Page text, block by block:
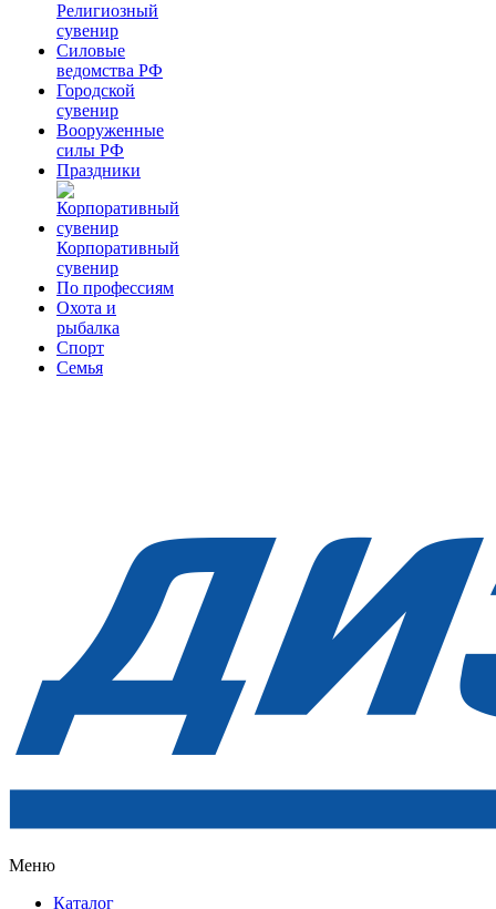
Религиозный
сувенир
Силовые
ведомства РФ
Городской
сувенир
Вооруженные
силы РФ
Праздники
Корпоративный
сувенир
По профессиям
Охота и
рыбалка
Спорт
Семья
Меню
Каталог